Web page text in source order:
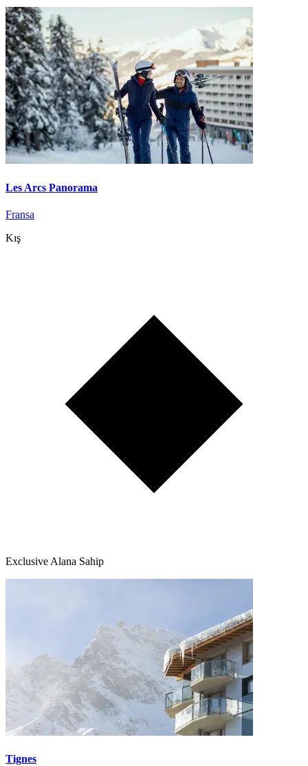
Les Arcs Panorama
Fransa
Kış
Exclusive Alana Sahip
Tignes